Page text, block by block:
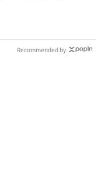
Recommended by